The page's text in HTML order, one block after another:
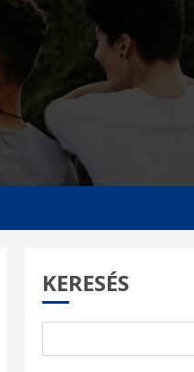
KERESÉS